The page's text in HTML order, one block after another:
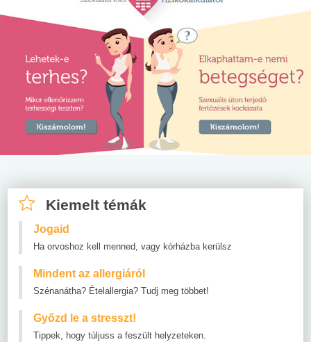
Kiemelt témák
Jogaid
Ha orvoshoz kell menned, vagy kórházba kerülsz
Mindent az allergiáról
Szénanátha? Ételallergia? Tudj meg többet!
Győzd le a stresszt!
Tippek, hogy túljuss a feszült helyzeteken.